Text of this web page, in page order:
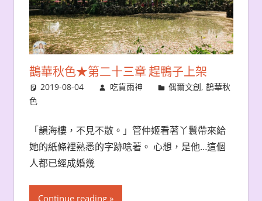
鵲華秋色★第二十三章 趕鴨子上架
2019-08-04 吃貨雨神 偶爾文創,鵲華秋
色
「韻海樓，不見不散。」管仲姬看著丫鬟帶來給
她的紙條裡熟悉的字跡唸著。 心想，是他…這個
人都已經成婚幾
Continue reading